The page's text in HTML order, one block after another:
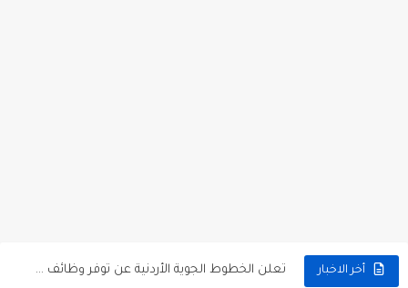
أخر الاخبار تعلن الخطوط الجوية الأردنية عن توفر وظائف شاغرة لمضيفي طيران